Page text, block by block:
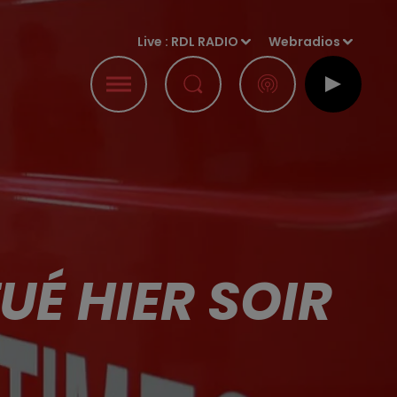
Live : RDL RADIO Webradios
HIER SOIR